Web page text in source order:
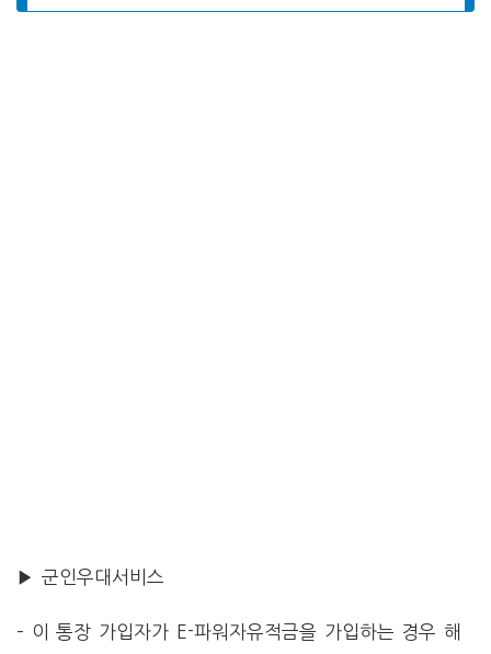
▶ 군인우대서비스
– 이 통장 가입자가 E-파워자유적금을 가입하는 경우 해